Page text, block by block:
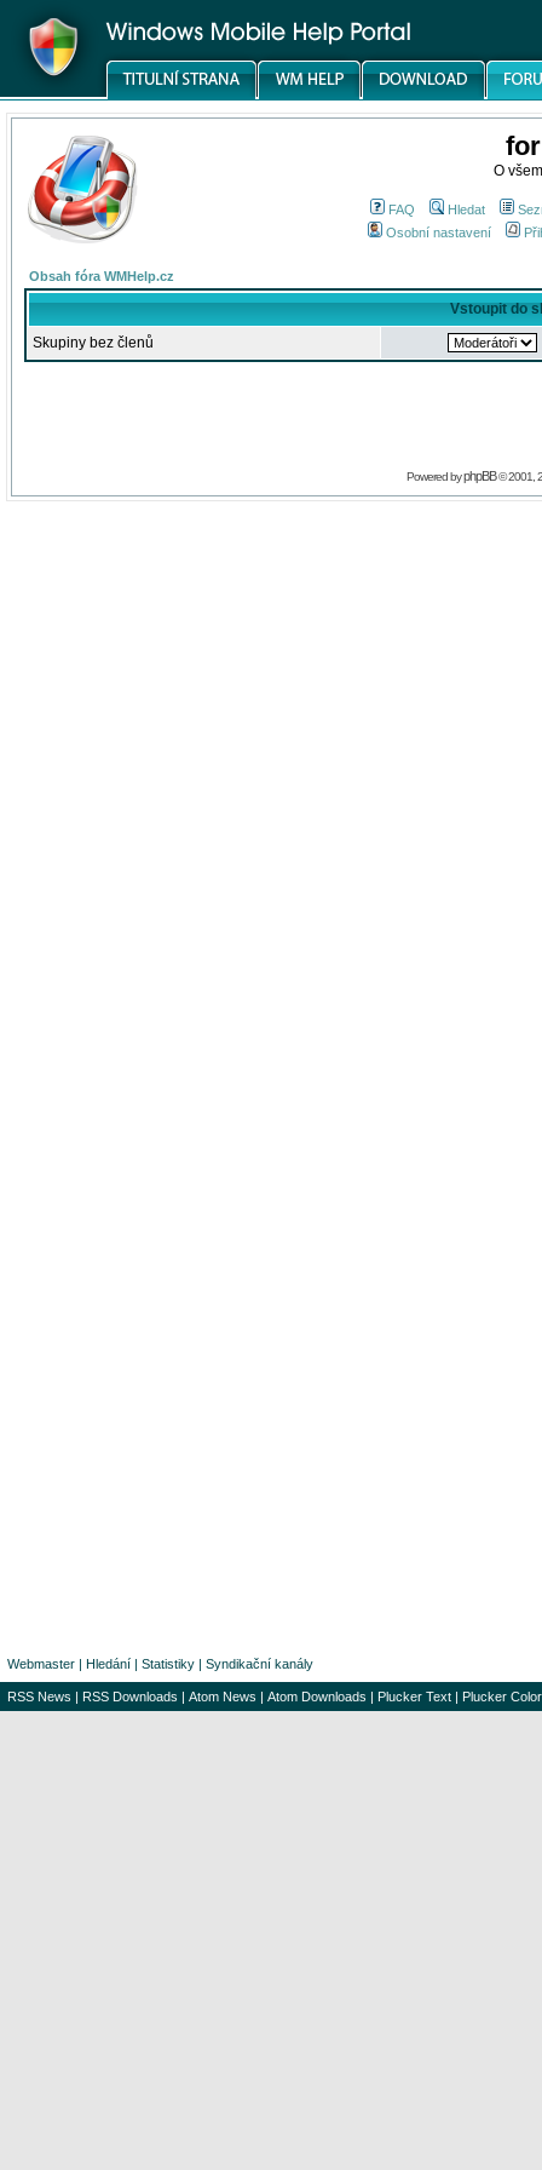
O
FAQ Hledat
Osobní nastavení
Obsah fóra WMHelp.cz
Vstoupit do
Skupiny bez členů
Powered byphpBB© 2001,
Webmaster | Hledání | Statistiky | Syndikační kanály
RSS News | RSS Downloads | Atom News | Atom Downloads | Plucker Text | Plucker Color